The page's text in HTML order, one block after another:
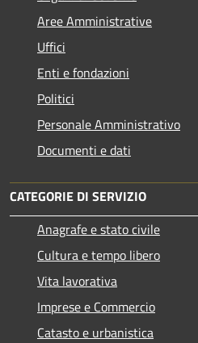
Aree Amministrative
Uffici
Enti e fondazioni
Politici
Personale Amministrativo
Documenti e dati
CATEGORIE DI SERVIZIO
Anagrafe e stato civile
Cultura e tempo libero
Vita lavorativa
Imprese e Commercio
Catasto e urbanistica